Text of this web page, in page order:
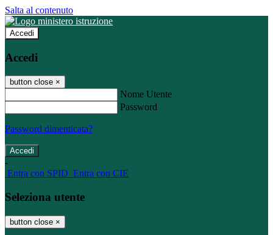
Salta al contenuto
Accedi
Accedi
button close ×
Nome Utente
Password
Password dimenticata?
-
Entra con SPID Entra con CIE
Seleziona utente
button close ×